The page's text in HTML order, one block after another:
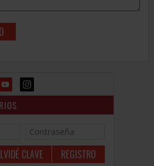
CLAVE REGISTRO